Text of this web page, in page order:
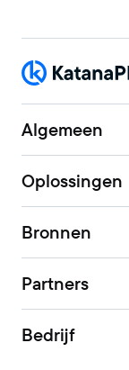
Algemeen
Oplossingen
Bronnen
Partners
Bedrijf